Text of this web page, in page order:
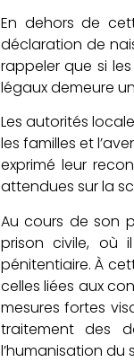
En dehors de
déclaration de
rappeler que si
légaux demeure
Les autorités
les familles et
exprimé leur
attendues sur la
Au cours de son
prison civile, où
pénitentiaire. À
celles liées aux
mesures fortes
traitement des
l’humanisation du